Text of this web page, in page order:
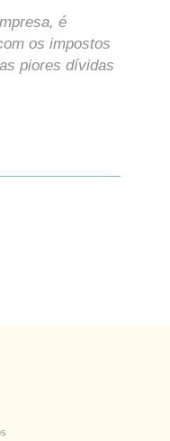
é
os impostos
piores dívidas